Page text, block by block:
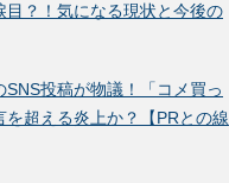
目？！気になる現状と今後の
投稿が物議！「コメ買っ
を超える炎上か？【PRとの線